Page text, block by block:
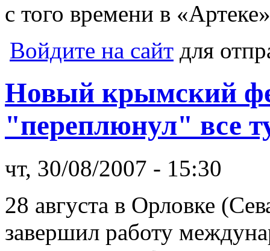
с того времени в
Войдите на сайт для
Новый крымский
"переплюнул" все
чт, 30/08/2007 - 15:30
28 августа в Орловке
завершил работу